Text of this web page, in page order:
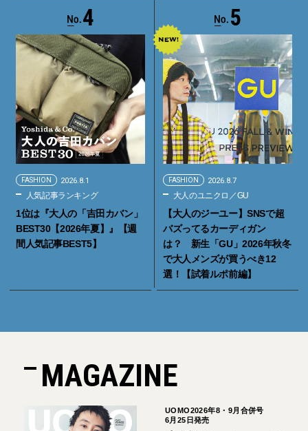
4
FASHION 2026.8.1
人気記事ランキング
1位は『大人の「吉田カバン」
BEST30【2026年夏】』【週
間人気記事BEST5】
5
FASHION 2026.8.7
大人のユニクロ／GU
【大人のジーユー】SNSで超
バズってるカーディガン
は？ 新生「GU」2026年秋冬
で大人メンズが買うべき12
選！【試着ルポ前編】
MAGAZINE
UOMO2026年8・9月合併号
6月25日発売